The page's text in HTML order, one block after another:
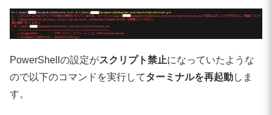
PowerShellの設定がスクリプト禁止になっていたような
ので以下のコマンドを実行してターミナルを再起動しま
す。